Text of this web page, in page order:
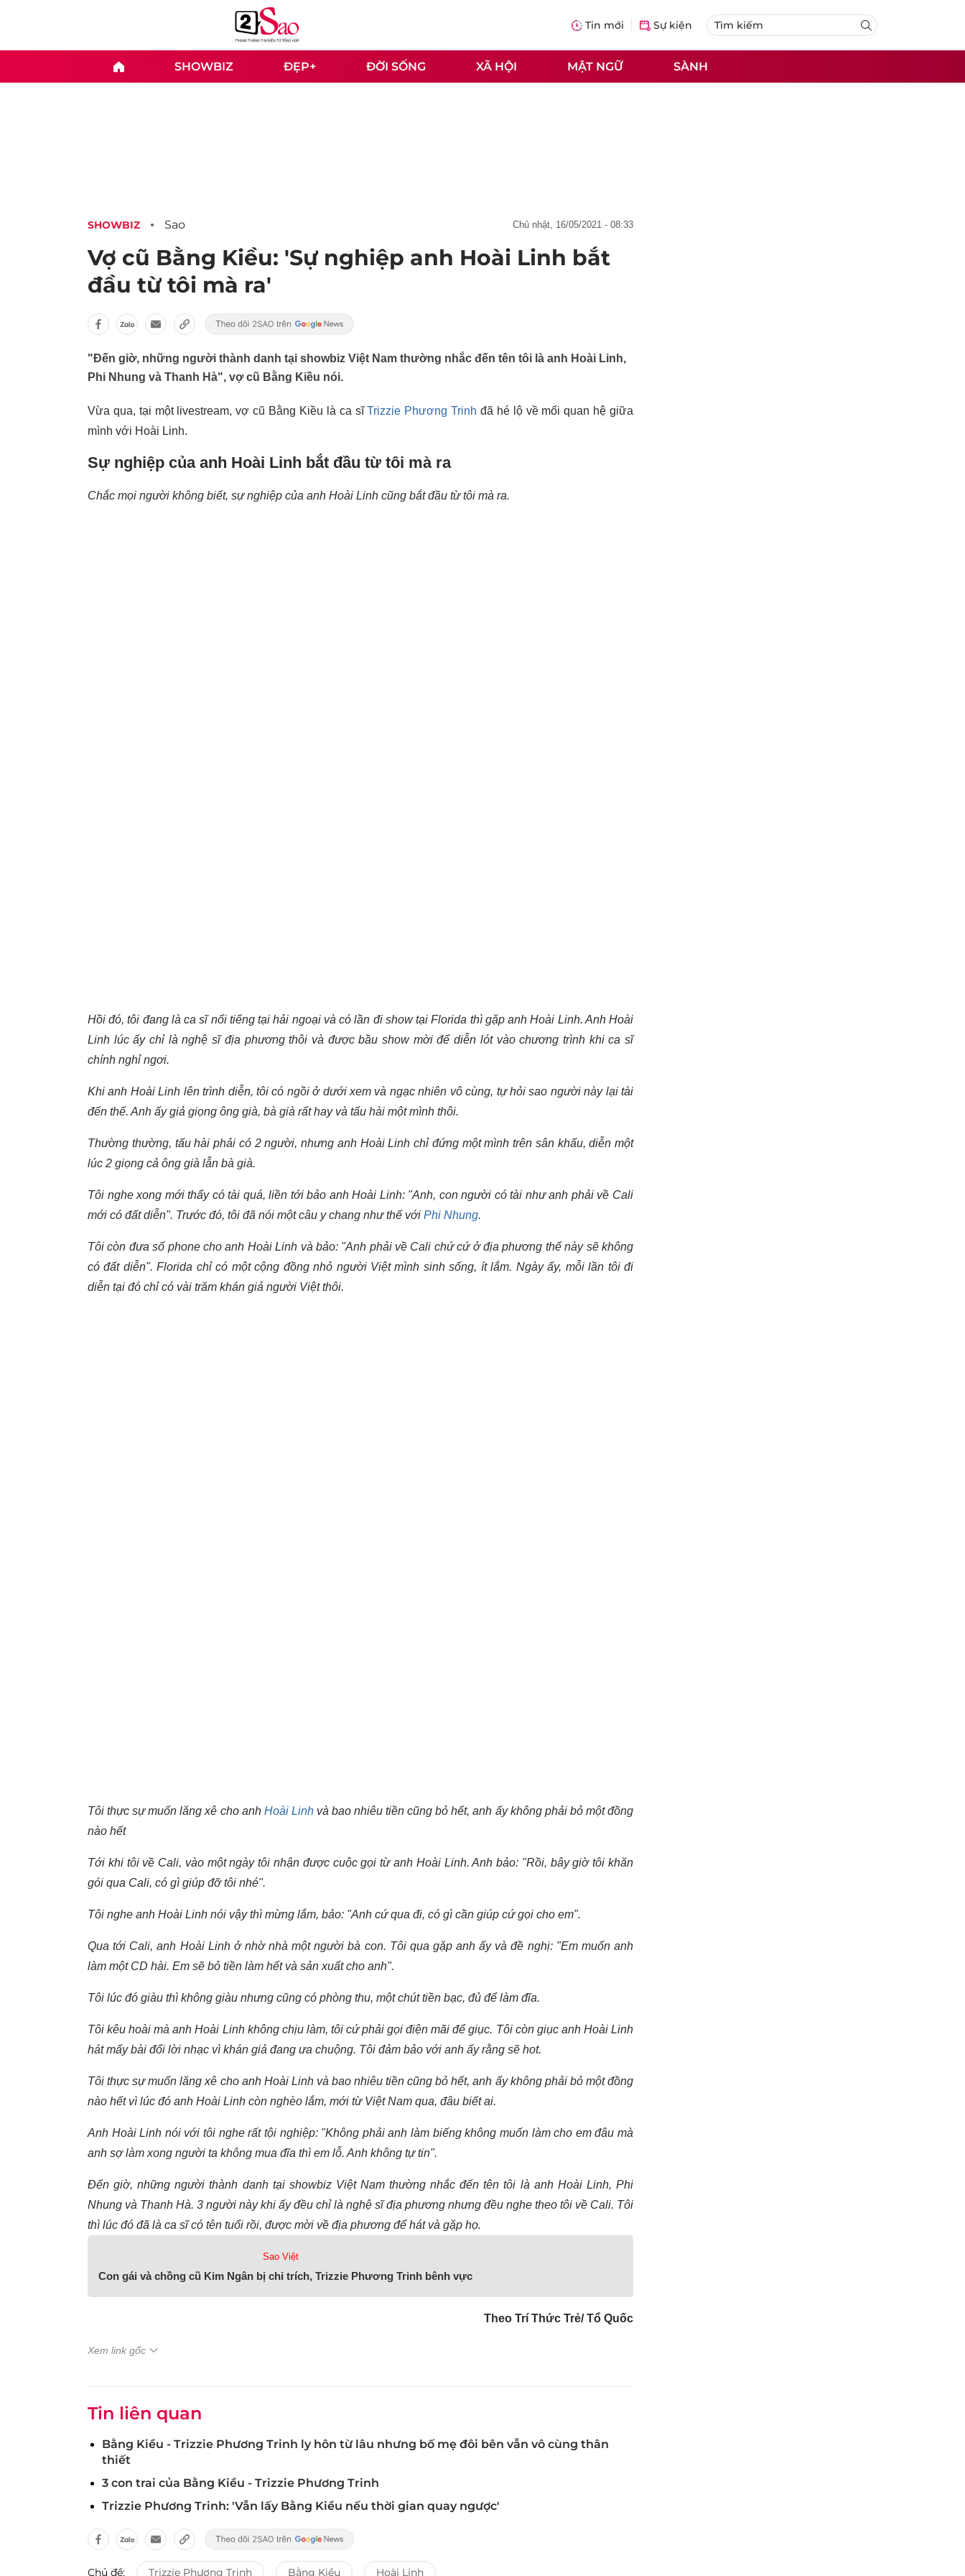
Tin mới Sự kiện
SHOWBIZ ĐẸP+ ĐỜI SỐNG XÃ HỘI MẬT NGỮ SÀNH
SHOWBIZ Sao chủ nhật, 16/05/2021 - 08:33
Vợ cũ Bằng Kiều: 'Sự nghiệp anh Hoài Linh bắt
đầu từ tôi mà ra'
"Đến giờ, những người thành danh tại showbiz Việt Nam thường nhắc đến tên tôi là anh Hoài Linh,
Phi Nhung và Thanh Hà", vợ cũ Bằng Kiều nói.
Vừa qua, tại một livestream, vợ cũ Bằng Kiều là ca sĩTrizzie Phương Trinh đã hé lộ về mối quan hệ giữa
mình với Hoài Linh.
Sự nghiệp của anh Hoài Linh bắt đầu từ tôi mà ra
Chắc mọi người không biết, sự nghiệp của anh Hoài Linh cũng bắt đầu từ tôi mà ra.
Hồi đó, tôi đang là ca sĩ nổi tiếng tại hải ngoại và có lần đi show tại Florida thì gặp anh Hoài Linh. Anh Hoài
Linh lúc ấy chỉ là nghệ sĩ địa phương thôi và được bầu show mời để diễn lót vào chương trình khi ca sĩ
chính nghỉ ngơi.
Khi anh Hoài Linh lên trình diễn, tôi có ngồi ở dưới xem và ngạc nhiên vô cùng, tự hỏi sao người này lại tài
đến thế. Anh ấy giả giọng ông già, bà già rất hay và tấu hài một mình thôi.
Thường thường, tấu hài phải có 2 người, nhưng anh Hoài Linh chỉ đứng một mình trên sân khấu, diễn một
lúc 2 giọng cả ông già lẫn bà già.
Tôi nghe xong mới thấy có tài quá, liền tới bảo anh Hoài Linh: "Anh, con người có tài như anh phải về Cali
mới có đất diễn". Trước đó, tôi đã nói một câu y chang như thế với Phi Nhung.
Tôi còn đưa số phone cho anh Hoài Linh và bảo: "Anh phải về Cali chứ cứ ở địa phương thế này sẽ không
có đất diễn". Florida chỉ có một cộng đồng nhỏ người Việt mình sinh sống, ít lắm. Ngày ấy, mỗi lần tôi đi
diễn tại đó chỉ có vài trăm khán giả người Việt thôi.
Tôi thực sự muốn lăng xê cho anh Hoài Linhvà bao nhiêu tiền cũng bỏ hết, anh ấy không phải bỏ một đồng
nào hết
Tới khi tôi về Cali, vào một ngày tôi nhận được cuộc gọi từ anh Hoài Linh. Anh bảo: "Rồi, bây giờ tôi khăn
gói qua Cali, có gì giúp đỡ tôi nhé".
Tôi nghe anh Hoài Linh nói vậy thì mừng lắm, bảo: "Anh cứ qua đi, có gì cần giúp cứ gọi cho em".
Qua tới Cali, anh Hoài Linh ở nhờ nhà một người bà con. Tôi qua gặp anh ấy và đề nghị: "Em muốn anh
làm một CD hài. Em sẽ bỏ tiền làm hết và sản xuất cho anh".
Tôi lúc đó giàu thì không giàu nhưng cũng có phòng thu, một chút tiền bạc, đủ để làm đĩa.
Tôi kêu hoài mà anh Hoài Linh không chịu làm, tôi cứ phải gọi điện mãi để giục. Tôi còn giục anh Hoài Linh
hát mấy bài đổi lời nhạc vì khán giả đang ưa chuộng. Tôi đảm bảo với anh ấy rằng sẽ hot.
Tôi thực sự muốn lăng xê cho anh Hoài Linh và bao nhiêu tiền cũng bỏ hết, anh ấy không phải bỏ một đồng
nào hết vì lúc đó anh Hoài Linh còn nghèo lắm, mới từ Việt Nam qua, đâu biết ai.
Anh Hoài Linh nói với tôi nghe rất tội nghiệp: "Không phải anh làm biếng không muốn làm cho em đâu mà
anh sợ làm xong người ta không mua đĩa thì em lỗ. Anh không tự tin".
Đến giờ, những người thành danh tại showbiz Việt Nam thường nhắc đến tên tôi là anh Hoài Linh, Phi
Nhung và Thanh Hà. 3 người này khi ấy đều chỉ là nghệ sĩ địa phương nhưng đều nghe theo tôi về Cali. Tôi
thì lúc đó đã là ca sĩ có tên tuổi rồi, được mời về địa phương để hát và gặp họ.
Sao Việt
Con gái và chồng cũ Kim Ngân bị chỉ trích, Trizzie Phương Trinh bênh vực
Theo Trí Thức Trẻ/ Tổ Quốc
Xem link gốc
Tin liên quan
Bằng Kiều - Trizzie Phương Trinh ly hôn từ lâu nhưng bố mẹ đôi bên vẫn vô cùng thân
thiết
3 con trai của Bằng Kiều - Trizzie Phương Trinh
Trizzie Phương Trinh: 'Vẫn lấy Bằng Kiều nếu thời gian quay ngược'
Chủ đề: Trizzie Phương Trinh Bằng Kiều Hoài Linh